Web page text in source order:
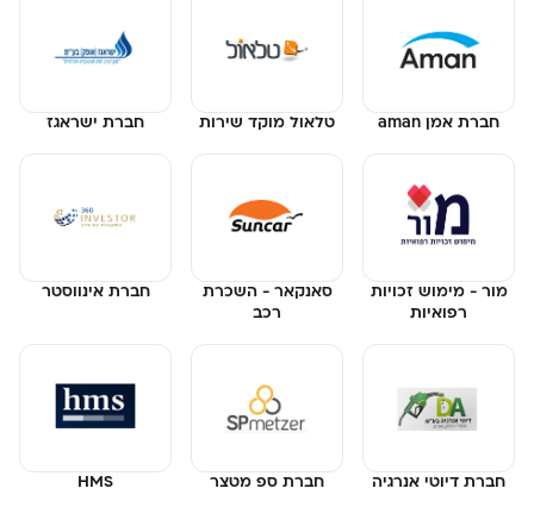
חברת אמן aman טלאול מוקד שירות חברת ישראגז
מור - מימוש זכויות
רפואיות
סאנקאר - השכרת
רכב
חברת אינווסטר
חברת דיוטי אנרגיה חברת ספ מטצר HMS